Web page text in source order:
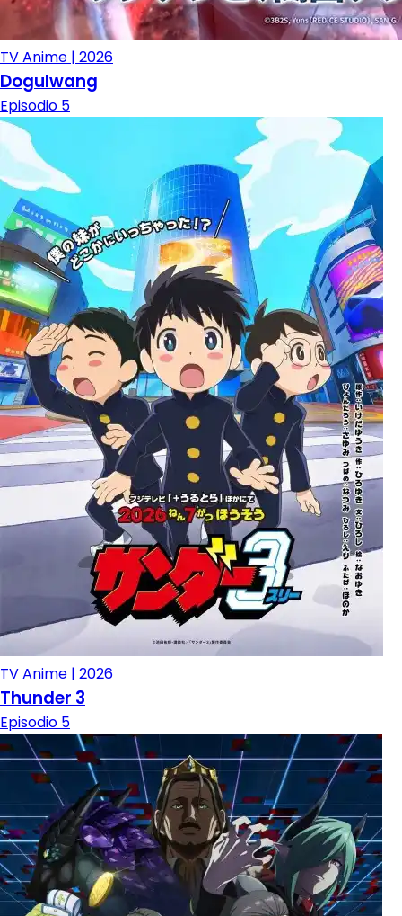
TV Anime | 2026
Dogulwang
Episodio 5
TV Anime | 2026
Thunder 3
Episodio 5